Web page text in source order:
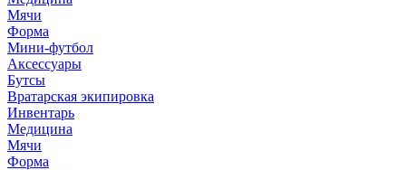
Мячи
Форма
Мини-футбол
Аксессуары
Бутсы
Вратарская экипировка
Инвентарь
Медицина
Мячи
Форма